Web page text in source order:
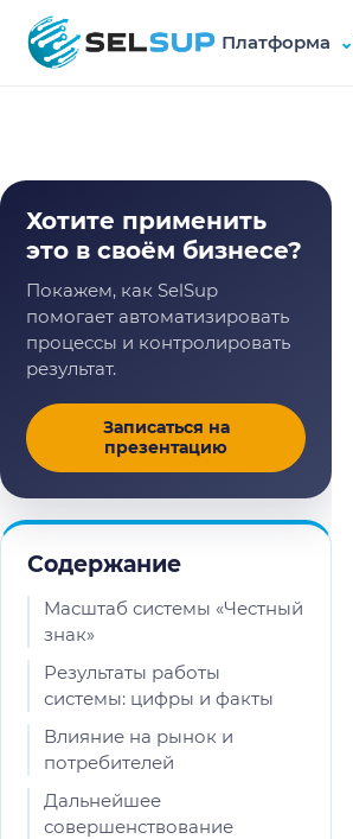
SelSup Платформа ⌄
Содержание
Масштаб системы «Честный
знак»
Результаты работы
системы: цифры и факты
Влияние на рынок и
потребителей
Дальнейшее
совершенствование
Хотите применить
это в своём бизнесе?
Покажем, как SelSup
помогает автоматизировать
процессы и контролировать
результат.
Записаться на
презентацию